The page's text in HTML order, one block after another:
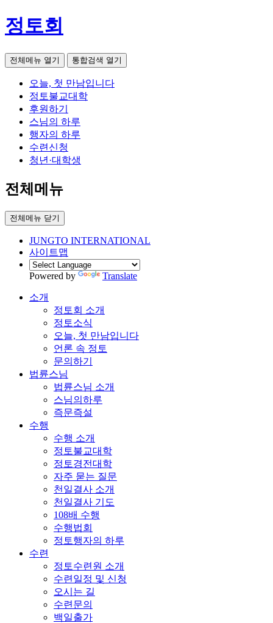
정토회
전체메뉴 열기 통합검색 열기
오늘, 첫 만남입니다
정토불교대학
후원하기
스님의 하루
행자의 하루
수련신청
청년·대학생
전체메뉴
전체메뉴 닫기
JUNGTO INTERNATIONAL
사이트맵
Powered by Translate
소개
정토회 소개
정토소식
오늘, 첫 만남입니다
언론 속 정토
문의하기
법륜스님
법륜스님 소개
스님의하루
즉문즉설
수행
수행 소개
정토불교대학
정토경전대학
자주 묻는 질문
천일결사 소개
천일결사 기도
108배 수행
수행법회
정토행자의 하루
수련
정토수련원 소개
수련일정 및 신청
오시는 길
수련문의
백일출가